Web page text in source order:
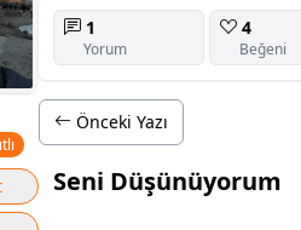
1
Yorum
4
Beğeni
Önceki Yazı
Seni Düşünüyorum